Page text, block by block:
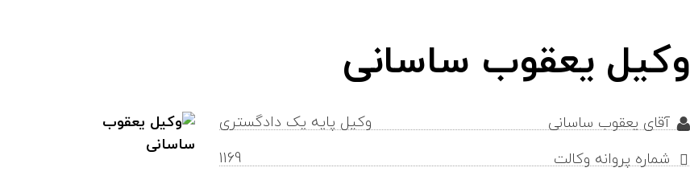
وکیل یعقوب ساسانی
آقای یعقوب ساسانی
وکیل پایه یک دادگستری
شماره پروانه وکالت
1169